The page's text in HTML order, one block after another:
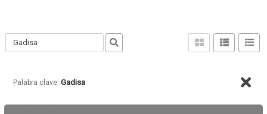
Palabra clave: Gadisa